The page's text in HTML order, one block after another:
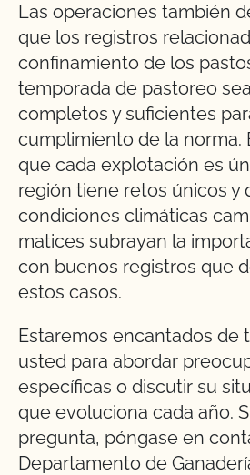
Las operaciones también
que los registros
confinamiento de los
temporada de pastoreo
completos y suficientes
cumplimiento de la norma.
que cada explotación es
región tiene retos únicos y
condiciones climáticas
matices subrayan la
con buenos registros que
estos casos.
Estaremos encantados de
usted para abordar
específicas o discutir su
que evoluciona cada año.
pregunta, póngase en
Departamento de